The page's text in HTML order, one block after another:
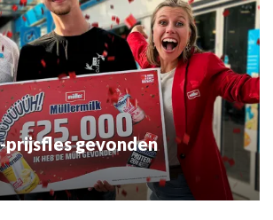
prijsfles gevonden